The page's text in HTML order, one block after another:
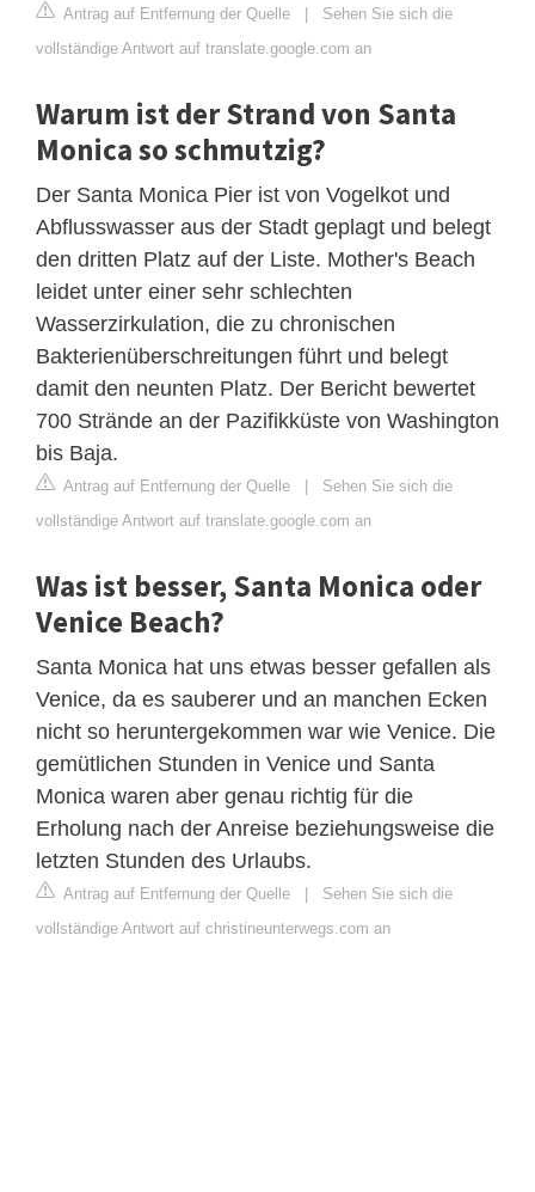
Antrag auf Entfernung der Quelle | Sehen Sie sich die
vollständige Antwort auf translate.google.com an
Warum ist der Strand von Santa
Monica so schmutzig?
Der Santa Monica Pier ist von Vogelkot und
Abflusswasser aus der Stadt geplagt und belegt
den dritten Platz auf der Liste. Mother's Beach
leidet unter einer sehr schlechten
Wasserzirkulation, die zu chronischen
Bakterienüberschreitungen führt und belegt
damit den neunten Platz. Der Bericht bewertet
700 Strände an der Pazifikküste von Washington
bis Baja.
Antrag auf Entfernung der Quelle | Sehen Sie sich die
vollständige Antwort auf translate.google.com an
Was ist besser, Santa Monica oder
Venice Beach?
Santa Monica hat uns etwas besser gefallen als
Venice, da es sauberer und an manchen Ecken
nicht so heruntergekommen war wie Venice. Die
gemütlichen Stunden in Venice und Santa
Monica waren aber genau richtig für die
Erholung nach der Anreise beziehungsweise die
letzten Stunden des Urlaubs.
Antrag auf Entfernung der Quelle | Sehen Sie sich die
vollständige Antwort auf christineunterwegs.com an